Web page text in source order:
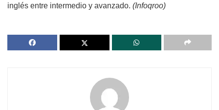
inglés entre intermedio y avanzado. (Infoqroo)